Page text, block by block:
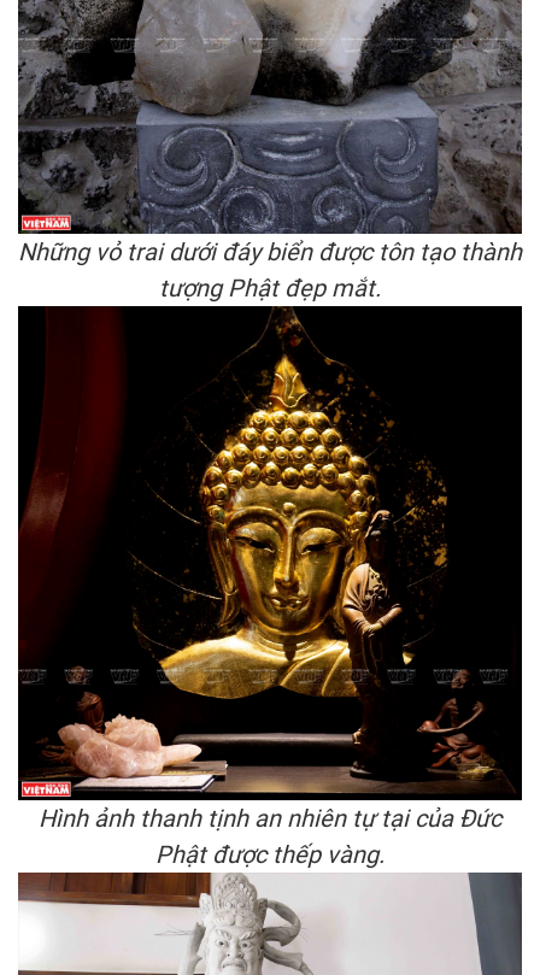
Những vỏ trai dưới đáy biển được tôn tạo thành
tượng Phật đẹp mắt.
Hình ảnh thanh tịnh an nhiên tự tại của Đức
Phật được thếp vàng.